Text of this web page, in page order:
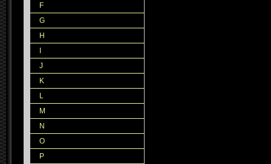
F
G
H
J
K
L
M
N
O
P